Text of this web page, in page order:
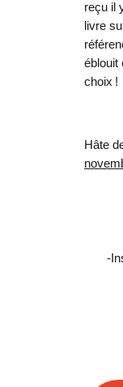
reçu il
livre
éblouit
choix !
Hâte
-